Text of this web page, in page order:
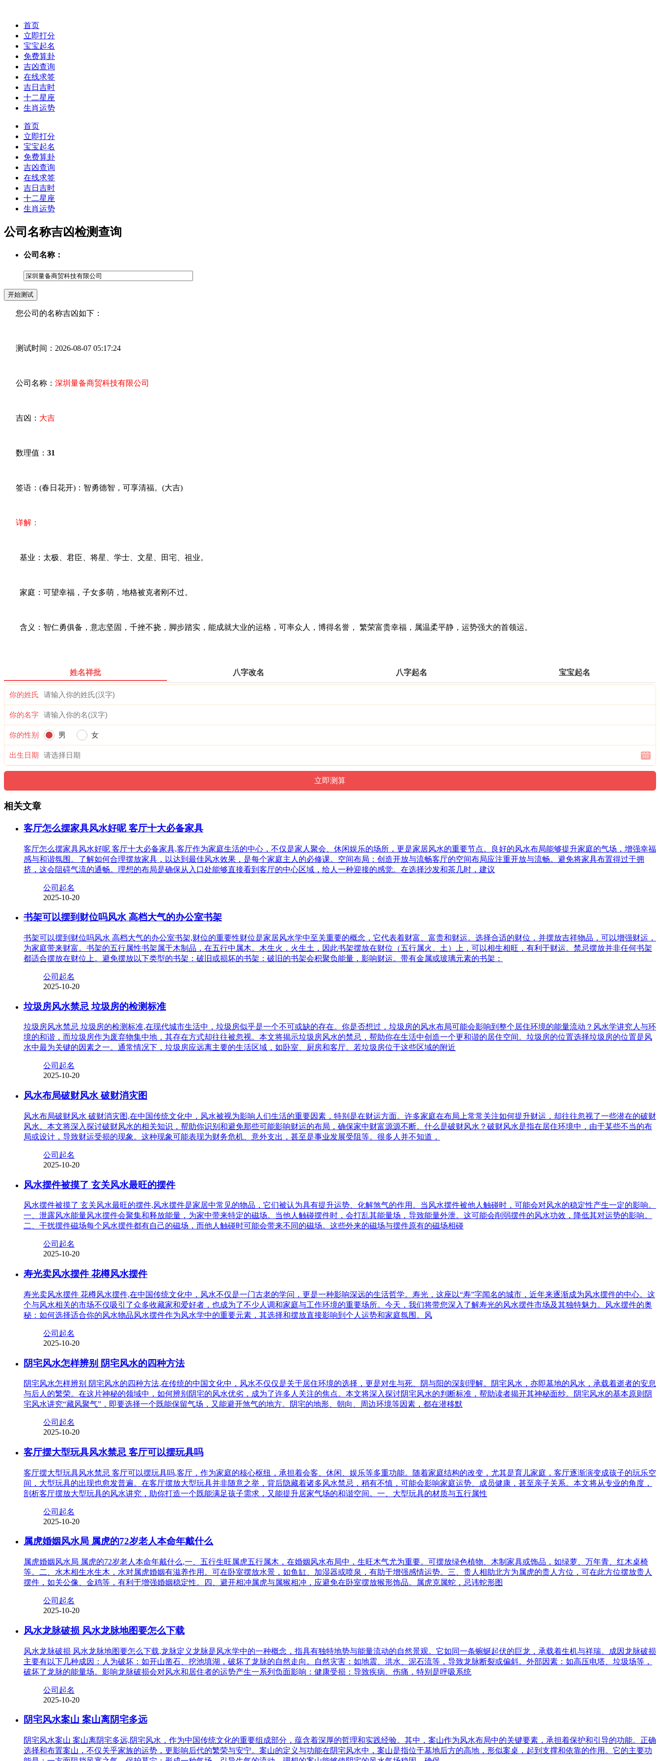
首页
立即打分
宝宝起名
免费算卦
吉凶查询
在线求签
吉日吉时
十二星座
生肖运势
首页
立即打分
宝宝起名
免费算卦
吉凶查询
在线求签
吉日吉时
十二星座
生肖运势
公司名称吉凶检测查询
公司名称：
您公司的名称吉凶如下：
测试时间：2026-08-07 05:17:24
公司名称： 深圳量备商贸科技有限公司
吉凶： 大吉
数理值： 31
签语：(春日花开)：智勇德智，可享清福。(大吉)
详解：
基业：太极、君臣、将星、学士、文星、田宅、祖业。
家庭：可望幸福，子女多萌，地格被克者刚不过。
含义：智仁勇俱备，意志坚固，千挫不挠，脚步踏实，能成就大业的运格，可率众人，博得名誉， 繁荣富贵幸福，属温柔平静，运势强大的首领运。
姓名祥批 八字改名 八字起名 宝宝起名
你的姓氏
你的名字
你的性别 男 女
出生日期
相关文章
客厅怎么摆家具风水好呢 客厅十大必备家具
客厅怎么摆家具风水好呢 客厅十大必备家具,客厅作为家庭生活的中心，不仅是家人聚会、休闲娱乐的场所，更是家居风水的重要节点。良好的风水布局能够提升家庭的气场，增强幸福
感与和谐氛围。了解如何合理摆放家具，以达到最佳风水效果，是每个家庭主人的必修课。空间布局：创造开放与流畅客厅的空间布局应注重开放与流畅。避免将家具布置得过于拥
挤，这会阻碍气流的通畅。理想的布局是确保从入口处能够直接看到客厅的中心区域，给人一种迎接的感觉。在选择沙发和茶几时，建议
公司起名
2025-10-20
书架可以摆到财位吗风水 高档大气的办公室书架
书架可以摆到财位吗风水 高档大气的办公室书架,财位的重要性财位是家居风水学中至关重要的概念，它代表着财富、富贵和财运。选择合适的财位，并摆放吉祥物品，可以增强财运，
为家庭带来财富。书架的五行属性书架属于木制品，在五行中属木。木生火，火生土，因此书架摆放在财位（五行属火、土）上，可以相生相旺，有利于财运。禁忌摆放并非任何书架
都适合摆放在财位上。避免摆放以下类型的书架：破旧或损坏的书架：破旧的书架会积聚负能量，影响财运。带有金属或玻璃元素的书架：
公司起名
2025-10-20
垃圾房风水禁忌 垃圾房的检测标准
垃圾房风水禁忌 垃圾房的检测标准,在现代城市生活中，垃圾房似乎是一个不可或缺的存在。你是否想过，垃圾房的风水布局可能会影响到整个居住环境的能量流动？风水学讲究人与环
境的和谐，而垃圾房作为废弃物集中地，其存在方式却往往被忽视。本文将揭示垃圾房风水的禁忌，帮助你在生活中创造一个更和谐的居住空间。垃圾房的位置选择垃圾房的位置是风
水中最为关键的因素之一。通常情况下，垃圾房应远离主要的生活区域，如卧室、厨房和客厅。若垃圾房位于这些区域的附近
公司起名
2025-10-20
风水布局破财风水 破财消灾图
风水布局破财风水 破财消灾图,在中国传统文化中，风水被视为影响人们生活的重要因素，特别是在财运方面。许多家庭在布局上常常关注如何提升财运，却往往忽视了一些潜在的破财
风水。本文将深入探讨破财风水的相关知识，帮助你识别和避免那些可能影响财运的布局，确保家中财富源源不断。什么是破财风水？破财风水是指在居住环境中，由于某些不当的布
局或设计，导致财运受损的现象。这种现象可能表现为财务危机、意外支出，甚至是事业发展受阻等。很多人并不知道，
公司起名
2025-10-20
风水摆件被摸了 玄关风水最旺的摆件
风水摆件被摸了 玄关风水最旺的摆件,风水摆件是家居中常见的物品，它们被认为具有提升运势、化解煞气的作用。当风水摆件被他人触碰时，可能会对风水的稳定性产生一定的影响。
一、泄露风水能量风水摆件会聚集和释放能量，为家中带来特定的磁场。当他人触碰摆件时，会打乱其能量场，导致能量外泄。这可能会削弱摆件的风水功效，降低其对运势的影响。
二、干扰摆件磁场每个风水摆件都有自己的磁场，而他人触碰时可能会带来不同的磁场。这些外来的磁场与摆件原有的磁场相碰
公司起名
2025-10-20
寿光卖风水摆件 花樽风水摆件
寿光卖风水摆件 花樽风水摆件,在中国传统文化中，风水不仅是一门古老的学问，更是一种影响深远的生活哲学。寿光，这座以“寿”字闻名的城市，近年来逐渐成为风水摆件的中心。这
个与风水相关的市场不仅吸引了众多收藏家和爱好者，也成为了不少人调和家庭与工作环境的重要场所。今天，我们将带您深入了解寿光的风水摆件市场及其独特魅力。风水摆件的奥
秘：如何选择适合你的风水物品风水摆件作为风水学中的重要元素，其选择和摆放直接影响到个人运势和家庭氛围。风
公司起名
2025-10-20
阴宅风水怎样辨别 阴宅风水的四种方法
阴宅风水怎样辨别 阴宅风水的四种方法,在传统的中国文化中，风水不仅仅是关于居住环境的选择，更是对生与死、阴与阳的深刻理解。阴宅风水，亦即墓地的风水，承载着逝者的安息
与后人的繁荣。在这片神秘的领域中，如何辨别阴宅的风水优劣，成为了许多人关注的焦点。本文将深入探讨阴宅风水的判断标准，帮助读者揭开其神秘面纱。阴宅风水的基本原则阴
宅风水讲究“藏风聚气”，即要选择一个既能保留气场，又能避开煞气的地方。阴宅的地形、朝向、周边环境等因素，都在潜移默
公司起名
2025-10-20
客厅摆大型玩具风水禁忌 客厅可以摆玩具吗
客厅摆大型玩具风水禁忌 客厅可以摆玩具吗,客厅，作为家庭的核心枢纽，承担着会客、休闲、娱乐等多重功能。随着家庭结构的改变，尤其是育儿家庭，客厅逐渐演变成孩子的玩乐空
间，大型玩具的出现也愈发普遍。在客厅摆放大型玩具并非随意之举，背后隐藏着诸多风水禁忌，稍有不慎，可能会影响家庭运势、成员健康，甚至亲子关系。本文将从专业的角度，
剖析客厅摆放大型玩具的风水讲究，助你打造一个既能满足孩子需求，又能提升居家气场的和谐空间。一、大型玩具的材质与五行属性
公司起名
2025-10-20
属虎婚姻风水局 属虎的72岁老人本命年戴什么
属虎婚姻风水局 属虎的72岁老人本命年戴什么,一、五行生旺属虎五行属木，在婚姻风水布局中，生旺木气尤为重要。可摆放绿色植物、木制家具或饰品，如绿萝、万年青、红木桌椅
等。二、水木相生水生木，水对属虎婚姻有滋养作用。可在卧室摆放水景，如鱼缸、加湿器或喷泉，有助于增强感情运势。三、贵人相助北方为属虎的贵人方位，可在此方位摆放贵人
摆件，如关公像、金鸡等，有利于增强婚姻稳定性。四、避开相冲属虎与属猴相冲，应避免在卧室摆放猴形饰品。属虎克属蛇，忌讳蛇形图
公司起名
2025-10-20
风水龙脉破损 风水龙脉地图要怎么下载
风水龙脉破损 风水龙脉地图要怎么下载,龙脉定义龙脉是风水学中的一种概念，指具有独特地势与能量流动的自然景观。它如同一条蜿蜒起伏的巨龙，承载着生机与祥瑞。成因龙脉破损
主要有以下几种成因：人为破坏：如开山凿石、挖池填湖，破坏了龙脉的自然走向。自然灾害：如地震、洪水、泥石流等，导致龙脉断裂或偏斜。外部因素：如高压电塔、垃圾场等，
破坏了龙脉的能量场。影响龙脉破损会对风水和居住者的运势产生一系列负面影响：健康受损：导致疾病、伤痛，特别是呼吸系统
公司起名
2025-10-20
阴宅风水案山 案山离阴宅多远
阴宅风水案山 案山离阴宅多远,阴宅风水，作为中国传统文化的重要组成部分，蕴含着深厚的哲理和实践经验。其中，案山作为风水布局中的关键要素，承担着保护和引导的功能。正确
选择和布置案山，不仅关乎家族的运势，更影响后代的繁荣与安宁。案山的定义与功能在阴宅风水中，案山是指位于墓地后方的高地，形似案桌，起到支撑和依靠的作用。它的主要功